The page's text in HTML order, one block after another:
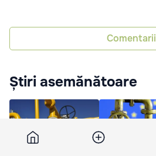
Comentarii
Știri asemănătoare